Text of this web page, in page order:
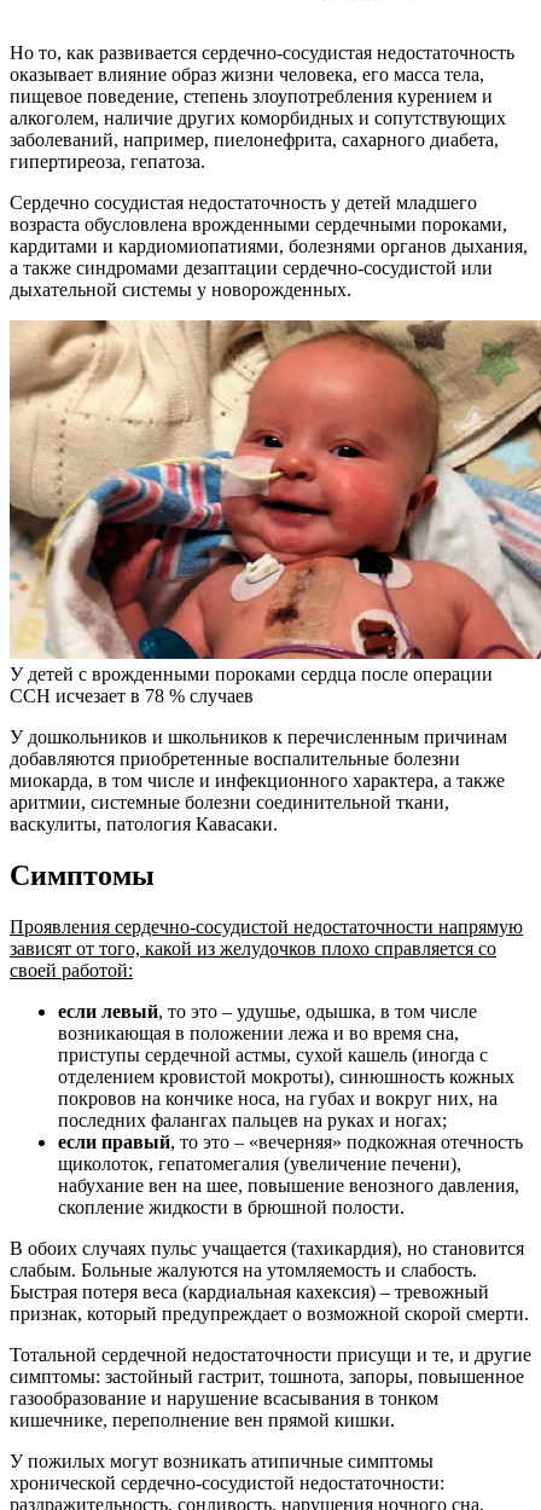
Но то, как развивается сердечно-сосудистая недостаточность
оказывает влияние образ жизни человека, его масса тела,
пищевое поведение, степень злоупотребления курением и
алкоголем, наличие других коморбидных и сопутствующих
заболеваний, например, пиелонефрита, сахарного диабета,
гипертиреоза, гепатоза.
Сердечно сосудистая недостаточность у детей младшего
возраста обусловлена врожденными сердечными пороками,
кардитами и кардиомиопатиями, болезнями органов дыхания,
а также синдромами дезаптации сердечно-сосудистой или
дыхательной системы у новорожденных.
У детей с врожденными пороками сердца после операции
ССН исчезает в 78 % случаев
У дошкольников и школьников к перечисленным причинам
добавляются приобретенные воспалительные болезни
миокарда, в том числе и инфекционного характера, а также
аритмии, системные болезни соединительной ткани,
васкулиты, патология Кавасаки.
Симптомы
Проявления сердечно-сосудистой недостаточности напрямую
зависят от того, какой из желудочков плохо справляется со
своей работой:
если левый, то это – удушье, одышка, в том числе
возникающая в положении лежа и во время сна,
приступы сердечной астмы, сухой кашель (иногда с
отделением кровистой мокроты), синюшность кожных
покровов на кончике носа, на губах и вокруг них, на
последних фалангах пальцев на руках и ногах;
если правый, то это – «вечерняя» подкожная отечность
щиколоток, гепатомегалия (увеличение печени),
набухание вен на шее, повышение венозного давления,
скопление жидкости в брюшной полости.
В обоих случаях пульс учащается (тахикардия), но становится
слабым. Больные жалуются на утомляемость и слабость.
Быстрая потеря веса (кардиальная кахексия) – тревожный
признак, который предупреждает о возможной скорой смерти.
Тотальной сердечной недостаточности присущи и те, и другие
симптомы: застойный гастрит, тошнота, запоры, повышенное
газообразование и нарушение всасывания в тонком
кишечнике, переполнение вен прямой кишки.
У пожилых могут возникать атипичные симптомы
хронической сердечно-сосудистой недостаточности:
раздражительность, сонливость, нарушения ночного сна,